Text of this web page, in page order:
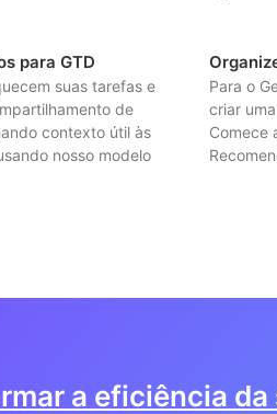
para GTD
suas tarefas e
de
contexto útil às
nosso modelo
Para o
criar
Comece
a eficiência